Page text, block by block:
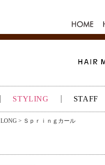
HOME
STYLING STAFF
LONG > Ｓｐｒｉｎｇカール